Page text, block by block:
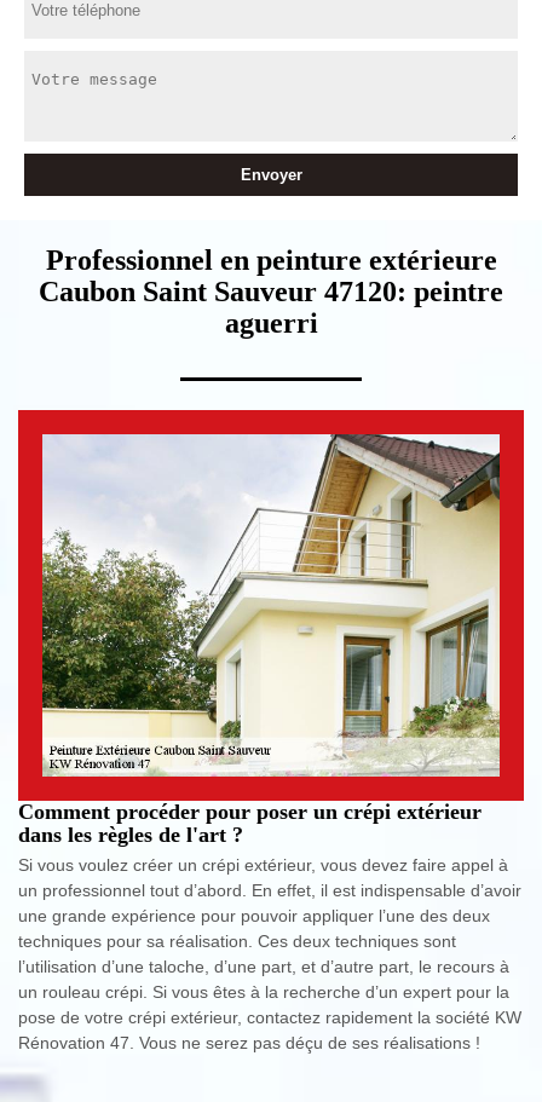
Professionnel en peinture extérieure
Caubon Saint Sauveur 47120: peintre
aguerri
Comment procéder pour poser un crépi extérieur
dans les règles de l'art ?
Si vous voulez créer un crépi extérieur, vous devez faire appel à
un professionnel tout d’abord. En effet, il est indispensable d’avoir
une grande expérience pour pouvoir appliquer l’une des deux
techniques pour sa réalisation. Ces deux techniques sont
l’utilisation d’une taloche, d’une part, et d’autre part, le recours à
un rouleau crépi. Si vous êtes à la recherche d’un expert pour la
pose de votre crépi extérieur, contactez rapidement la société KW
Rénovation 47. Vous ne serez pas déçu de ses réalisations !